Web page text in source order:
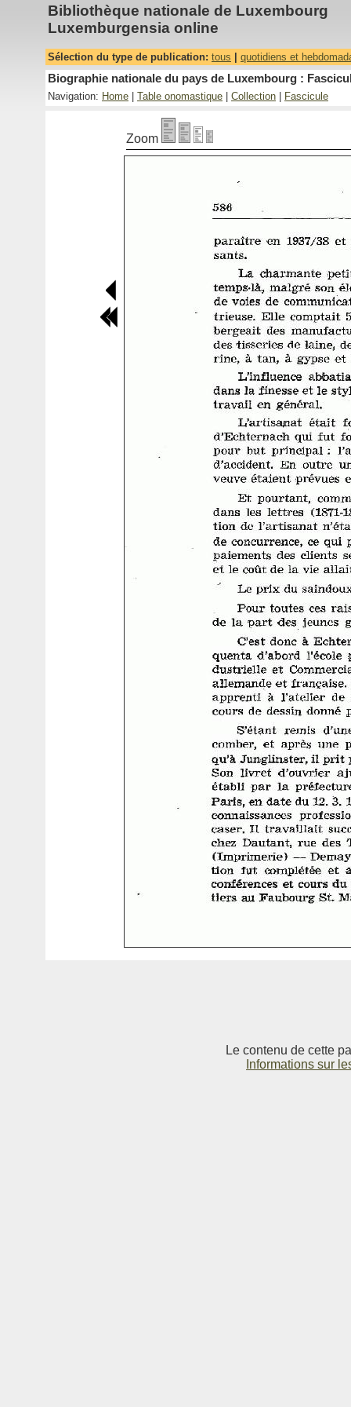
Bibliothèque nationale de Luxembourg
Luxemburgensia online
Sélection du type de publication: tous quotidiens et
Biographie nationale du pays de Luxembourg :
Navigation: Home Table onomastique Collection Fascicule
Zoom
Le contenu de cette
Informations sur